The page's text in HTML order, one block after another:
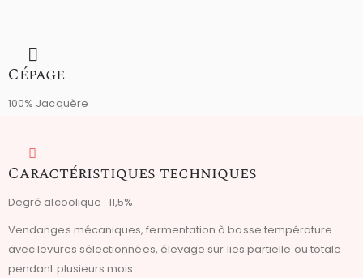
Cépage
100% Jacquère
Caractéristiques techniques
Degré alcoolique : 11,5%
Vendanges mécaniques, fermentation à basse température
avec levures sélectionnées, élevage sur lies partielle ou totale
pendant plusieurs mois.